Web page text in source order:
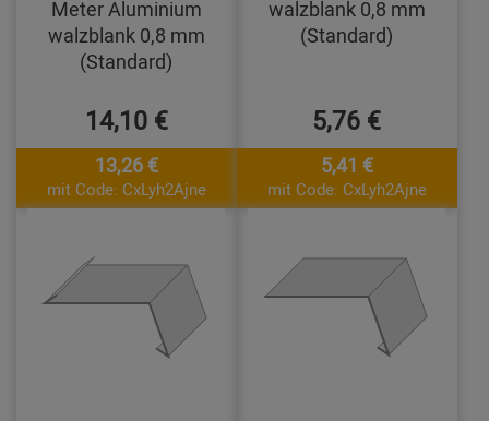
Meter Aluminium
walzblank 0,8 mm
(Standard)
14,10 €
13,26 €
mit Code: CxLyh2Ajne
walzblank 0,8 mm
(Standard)
5,76 €
5,41 €
mit Code: CxLyh2Ajne